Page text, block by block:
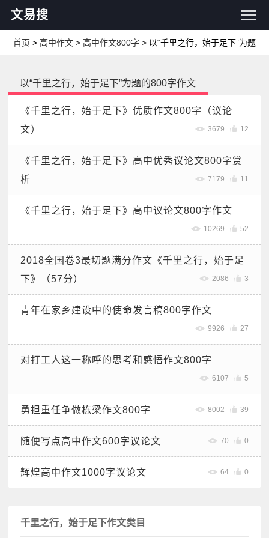
文易搜
首页 >高中作文 >高中作文800字 > 以“千里之行，始于足下”为题的
以“千里之行，始于足下”为题的800字作文
《千里之行，始于足下》优质作文800字（议论
文）
12
3679
《千里之行，始于足下》高中优秀议论文800字赏
析
11
7179
《千里之行，始于足下》高中议论文800字作文
52
10269
2018全国卷3最切题满分作文《千里之行，始于足
下》（57分）
3
2086
青年在家乡建设中的使命发言稿800字作文
27
9926
对打工人这一称呼的思考和感悟作文800字
5
6107
勇担重任争做栋梁作文800字 39
8002
随便写点高中作文600字议论文 0
70
辉煌高中作文1000字议论文 0
64
千里之行，始于足下作文类目